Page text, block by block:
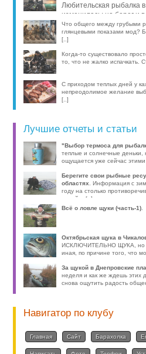
Любительская рыбалка
изменилась: на берег и
компактные эхолоты, об
Что общего между грубыми
глянцевыми показами мод?
[..]
Когда-то существовало
то, что не жалко испачкать.
С приходом теплых дней у
непреодолимое желание
[..]
Лучшие отчеты и статьи
"Выбор термоса для
теплые и солнечные
ощущается уже сейчас
Берегите свои рыбные
областях
. Информация с
году на столько
волей-н [..]
Всё о ловле щуки (часть-1)
Октябрьская щука в
ИСКЛЮЧИТЕЛЬНО ЩУКА, но
иная, по причине того, что
За щукой в Днепровские
неделя и как же ждешь этих
снова ощутить радость
Навигатор по клубу
Главная Сайт Барахолка